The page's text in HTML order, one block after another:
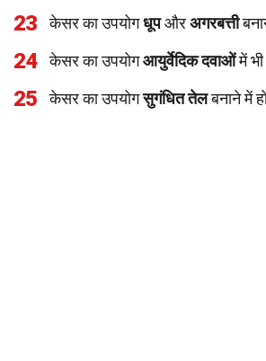
23 केसर का उपयोगधूपऔरअगरबत्ती
24 केसर का उपयोगआयुर्वेदिक दवाओंमें भी
25 केसर का उपयोगसुगंधित तेलबनाने में